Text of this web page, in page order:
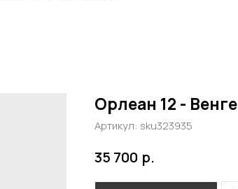
Орлеан 12 - Венге
Артикул: sku323935
35 700 р.